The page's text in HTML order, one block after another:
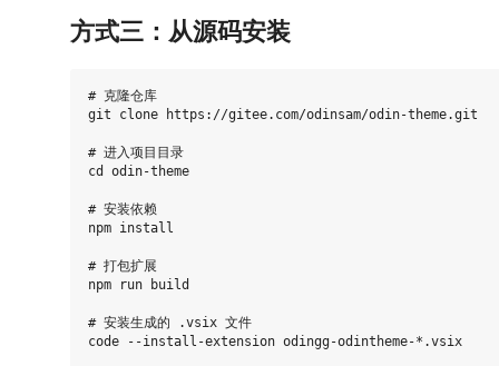
方式三：从源码安装
# 克隆仓库
git clone https://gitee.com/odinsam/odin-theme.git
# 进入项目目录
cd odin-theme
# 安装依赖
npm install
# 打包扩展
npm run build
# 安装生成的 .vsix 文件